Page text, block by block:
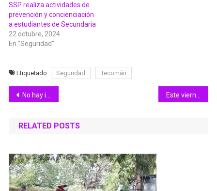
SSP realiza actividades de
prevención y concienciación
a estudiantes de Secundaria
22 octubre, 2024
En "Seguridad"
Etiquetado Seguridad Tecomán
Navegación
de
entradas
No hay impunidad y sí cero tolerancia a actos en contra de la tranquilidad de colimenses: Indira
RELATED POSTS